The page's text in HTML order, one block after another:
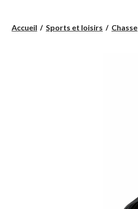
Accueil Sports et loisirs Chasse